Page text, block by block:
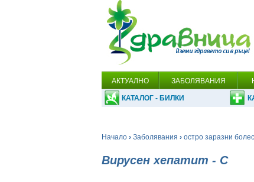
АКТУАЛНО ЗАБОЛЯВАНИЯ
КАТАЛОГ - БИЛКИ
Начало › Заболявания › остро заразни
Вирусен хепатит - С